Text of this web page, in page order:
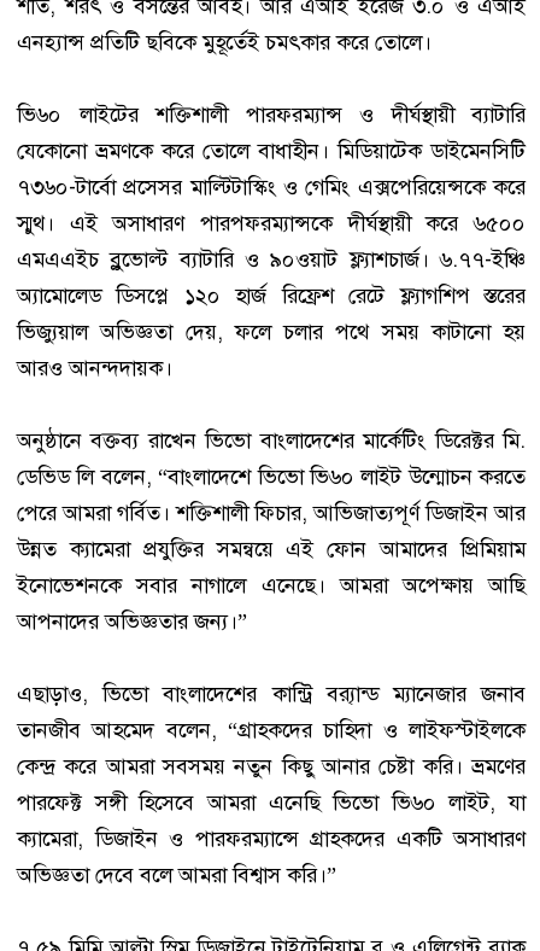
এনহ্যান্স প্রতিটি ছবিকে মুহূর্তেই চমৎকার করে তোলে।
ভি৬০ লাইটের শক্তিশালী পারফরম্যান্স ও দীর্ঘস্থায়ী ব্যাটারি
যেকোনো ভ্রমণকে করে তোলে বাধাহীন। মিডিয়াটেক ডাইমেনসিটি
৭৩৬০-টার্বো প্রসেসর মাল্টিটাস্কিং ও গেমিং এক্সপেরিয়েন্সকে করে
স্মুথ। এই অসাধারণ পারপফরম্যান্সকে দীর্ঘস্থায়ী করে ৬৫০০
এমএএইচ ব্লুভোল্ট ব্যাটারি ও ৯০ওয়াট ফ্ল্যাশচার্জ। ৬.৭৭-ইঞ্চি
অ্যামোলেড ডিসপ্লে ১২০ হার্জ রিফ্রেশ রেটে ফ্ল্যাগশিপ স্তরের
ভিজ্যুয়াল অভিজ্ঞতা দেয়, ফলে চলার পথে সময় কাটানো হয়
আরও আনন্দদায়ক।
অনুষ্ঠানে বক্তব্য রাখেন ভিভো বাংলাদেশের মার্কেটিং ডিরেক্টর মি.
ডেভিড লি বলেন, “বাংলাদেশে ভিভো ভি৬০ লাইট উন্মোচন করতে
পেরে আমরা গর্বিত। শক্তিশালী ফিচার, আভিজাত্যপূর্ণ ডিজাইন আর
উন্নত ক্যামেরা প্রযুক্তির সমন্বয়ে এই ফোন আমাদের প্রিমিয়াম
ইনোভেশনকে সবার নাগালে এনেছে। আমরা অপেক্ষায় আছি
আপনাদের অভিজ্ঞতার জন্য।”
এছাড়াও, ভিভো বাংলাদেশের কান্ট্রি ব্র‍্যান্ড ম্যানেজার জনাব
তানজীব আহমেদ বলেন, “গ্রাহকদের চাহিদা ও লাইফস্টাইলকে
কেন্দ্র করে আমরা সবসময় নতুন কিছু আনার চেষ্টা করি। ভ্রমণের
পারফেক্ট সঙ্গী হিসেবে আমরা এনেছি ভিভো ভি৬০ লাইট, যা
ক্যামেরা, ডিজাইন ও পারফরম্যান্সে গ্রাহকদের একটি অসাধারণ
অভিজ্ঞতা দেবে বলে আমরা বিশ্বাস করি।”